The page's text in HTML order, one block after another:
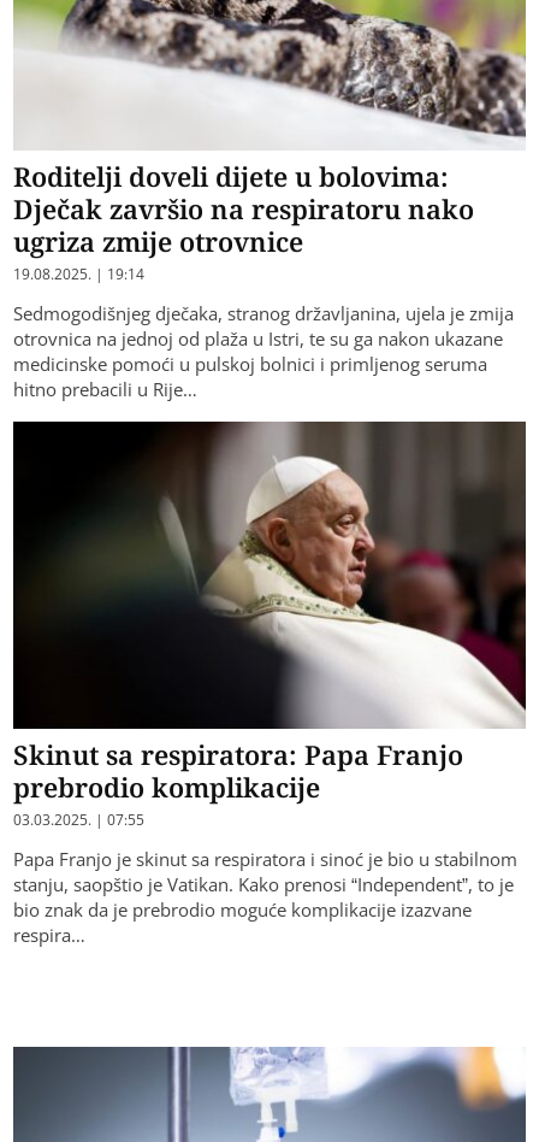
Roditelji doveli dijete u bolovima:
Dječak završio na respiratoru nako
ugriza zmije otrovnice
19.08.2025. | 19:14
Sedmogodišnjeg dječaka, stranog državljanina, ujela je zmija
otrovnica na jednoj od plaža u Istri, te su ga nakon ukazane
medicinske pomoći u pulskoj bolnici i primljenog seruma
hitno prebacili u Rije…
Skinut sa respiratora: Papa Franjo
prebrodio komplikacije
03.03.2025. | 07:55
Papa Franjo je skinut sa respiratora i sinoć je bio u stabilnom
stanju, saopštio je Vatikan. Kako prenosi “Independent”, to je
bio znak da je prebrodio moguće komplikacije izazvane
respira…